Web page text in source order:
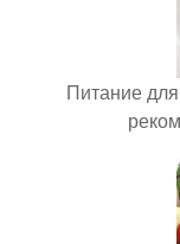
Питание